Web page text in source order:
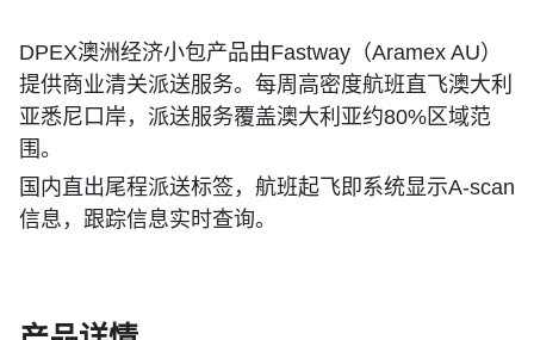
DPEX澳洲经济小包产品由Fastway（Aramex AU）
提供商业清关派送服务。每周高密度航班直飞澳大利
亚悉尼口岸，派送服务覆盖澳大利亚约80%区域范
围。
国内直出尾程派送标签，航班起飞即系统显示A-scan
信息，跟踪信息实时查询。